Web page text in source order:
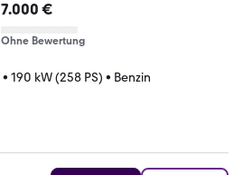
7.000 €
Ohne Bewertung
• 190 kW (258 PS) • Benzin